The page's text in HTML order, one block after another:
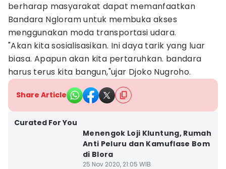
berharap masyarakat dapat memanfaatkan
Bandara Ngloram untuk membuka akses
menggunakan moda transportasi udara.
"Akan kita sosialisasikan. Ini daya tarik yang luar
biasa. Apapun akan kita pertaruhkan. bandara
harus terus kita bangun,"ujar Djoko Nugroho.
Share Article
Curated For You
Menengok Loji Kluntung, Rumah
Anti Peluru dan Kamuflase Bom
di Blora
25 Nov 2020, 21:05 WIB